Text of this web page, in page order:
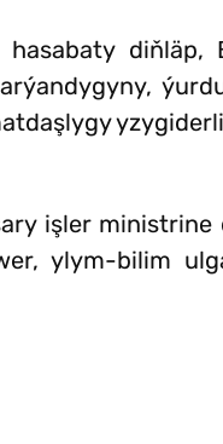
işler
ylym-bilim